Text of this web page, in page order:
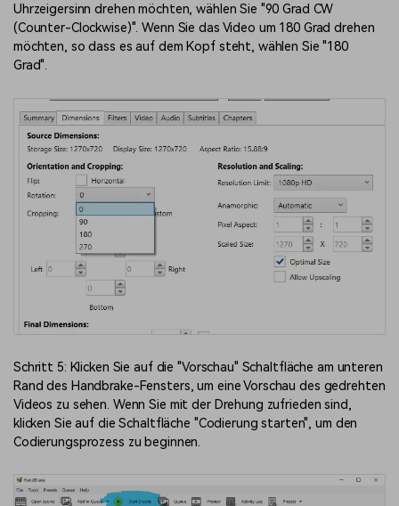
Uhrzeigersinn drehen möchten, wählen Sie "90 Grad CW
(Counter-Clockwise)". Wenn Sie das Video um 180 Grad drehen
möchten, so dass es auf dem Kopf steht, wählen Sie "180
Grad".
Schritt 5: Klicken Sie auf die "Vorschau" Schaltfläche am unteren
Rand des Handbrake-Fensters, um eine Vorschau des gedrehten
Videos zu sehen. Wenn Sie mit der Drehung zufrieden sind,
klicken Sie auf die Schaltfläche "Codierung starten", um den
Codierungsprozess zu beginnen.